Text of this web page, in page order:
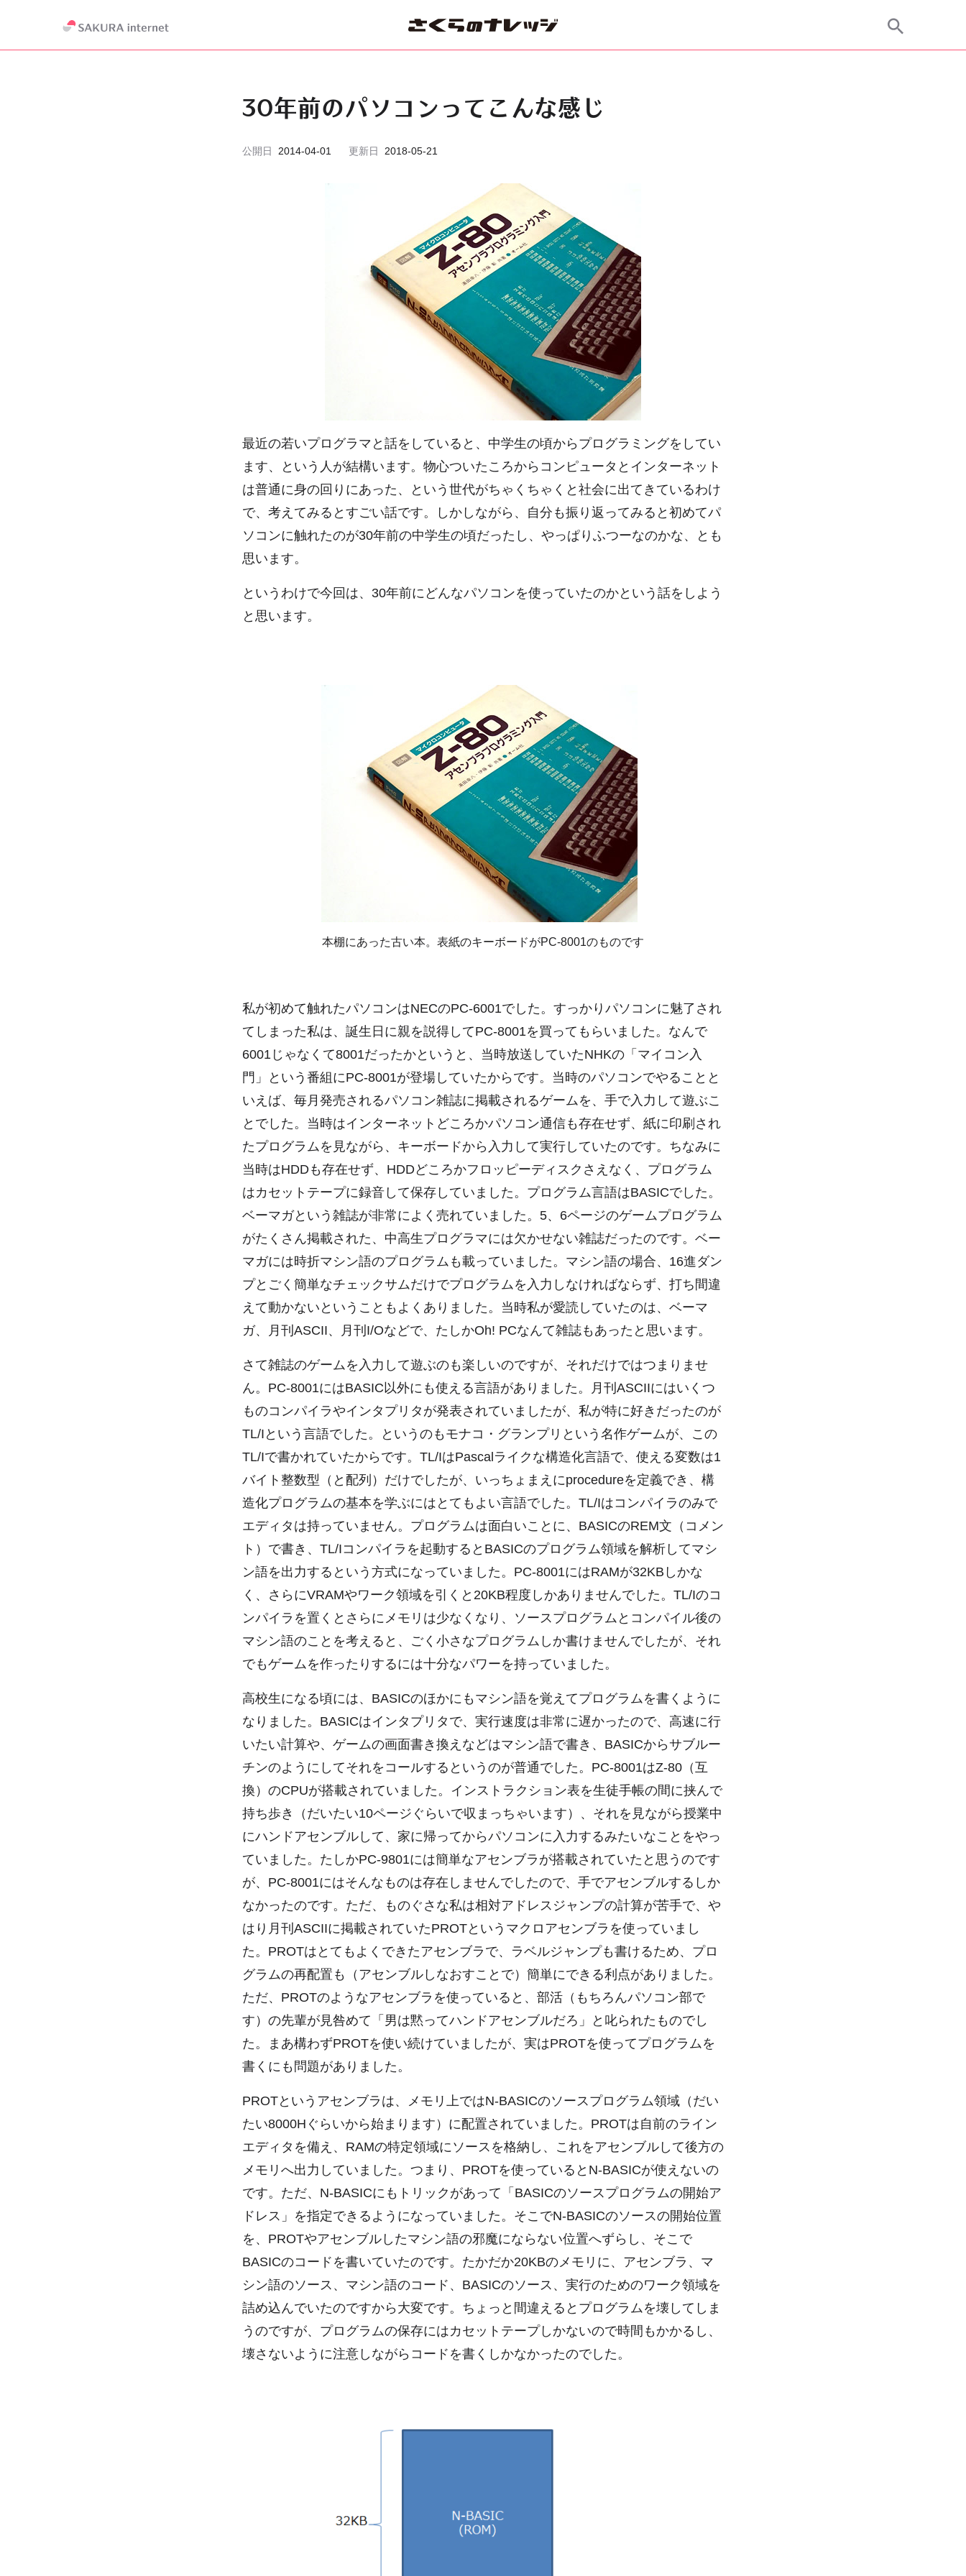
30年前のパソコンってこんな感じ
公開日 2014-04-01 更新日 2018-05-21
最近の若いプログラマと話をしていると、中学生の頃からプログラミングをしてい
ます、という人が結構います。物心ついたころからコンピュータとインターネット
は普通に身の回りにあった、という世代がちゃくちゃくと社会に出てきているわけ
で、考えてみるとすごい話です。しかしながら、自分も振り返ってみると初めてパ
ソコンに触れたのが30年前の中学生の頃だったし、やっぱりふつーなのかな、とも
思います。
というわけで今回は、30年前にどんなパソコンを使っていたのかという話をしよう
と思います。
本棚にあった古い本。表紙のキーボードがPC-8001のものです
私が初めて触れたパソコンはNECのPC-6001でした。すっかりパソコンに魅了され
てしまった私は、誕生日に親を説得してPC-8001を買ってもらいました。なんで
6001じゃなくて8001だったかというと、当時放送していたNHKの「マイコン入
門」という番組にPC-8001が登場していたからです。当時のパソコンでやることと
いえば、毎月発売されるパソコン雑誌に掲載されるゲームを、手で入力して遊ぶこ
とでした。当時はインターネットどころかパソコン通信も存在せず、紙に印刷され
たプログラムを見ながら、キーボードから入力して実行していたのです。ちなみに
当時はHDDも存在せず、HDDどころかフロッピーディスクさえなく、プログラム
はカセットテープに録音して保存していました。プログラム言語はBASICでした。
ベーマガという雑誌が非常によく売れていました。5、6ページのゲームプログラム
がたくさん掲載された、中高生プログラマには欠かせない雑誌だったのです。ベー
マガには時折マシン語のプログラムも載っていました。マシン語の場合、16進ダン
プとごく簡単なチェックサムだけでプログラムを入力しなければならず、打ち間違
えて動かないということもよくありました。当時私が愛読していたのは、ベーマ
ガ、月刊ASCII、月刊I/Oなどで、たしかOh! PCなんて雑誌もあったと思います。
さて雑誌のゲームを入力して遊ぶのも楽しいのですが、それだけではつまりませ
ん。PC-8001にはBASIC以外にも使える言語がありました。月刊ASCIIにはいくつ
ものコンパイラやインタプリタが発表されていましたが、私が特に好きだったのが
TL/Iという言語でした。というのもモナコ・グランプリという名作ゲームが、この
TL/Iで書かれていたからです。TL/IはPascalライクな構造化言語で、使える変数は1
バイト整数型（と配列）だけでしたが、いっちょまえにprocedureを定義でき、構
造化プログラムの基本を学ぶにはとてもよい言語でした。TL/Iはコンパイラのみで
エディタは持っていません。プログラムは面白いことに、BASICのREM文（コメン
ト）で書き、TL/Iコンパイラを起動するとBASICのプログラム領域を解析してマシ
ン語を出力するという方式になっていました。PC-8001にはRAMが32KBしかな
く、さらにVRAMやワーク領域を引くと20KB程度しかありませんでした。TL/Iのコ
ンパイラを置くとさらにメモリは少なくなり、ソースプログラムとコンパイル後の
マシン語のことを考えると、ごく小さなプログラムしか書けませんでしたが、それ
でもゲームを作ったりするには十分なパワーを持っていました。
高校生になる頃には、BASICのほかにもマシン語を覚えてプログラムを書くように
なりました。BASICはインタプリタで、実行速度は非常に遅かったので、高速に行
いたい計算や、ゲームの画面書き換えなどはマシン語で書き、BASICからサブルー
チンのようにしてそれをコールするというのが普通でした。PC-8001はZ-80（互
換）のCPUが搭載されていました。インストラクション表を生徒手帳の間に挟んで
持ち歩き（だいたい10ページぐらいで収まっちゃいます）、それを見ながら授業中
にハンドアセンブルして、家に帰ってからパソコンに入力するみたいなことをやっ
ていました。たしかPC-9801には簡単なアセンブラが搭載されていたと思うのです
が、PC-8001にはそんなものは存在しませんでしたので、手でアセンブルするしか
なかったのです。ただ、ものぐさな私は相対アドレスジャンプの計算が苦手で、や
はり月刊ASCIIに掲載されていたPROTというマクロアセンブラを使っていまし
た。PROTはとてもよくできたアセンブラで、ラベルジャンプも書けるため、プロ
グラムの再配置も（アセンブルしなおすことで）簡単にできる利点がありました。
ただ、PROTのようなアセンブラを使っていると、部活（もちろんパソコン部で
す）の先輩が見咎めて「男は黙ってハンドアセンブルだろ」と叱られたものでし
た。まあ構わずPROTを使い続けていましたが、実はPROTを使ってプログラムを
書くにも問題がありました。
PROTというアセンブラは、メモリ上ではN-BASICのソースプログラム領域（だい
たい8000Hぐらいから始まります）に配置されていました。PROTは自前のライン
エディタを備え、RAMの特定領域にソースを格納し、これをアセンブルして後方の
メモリへ出力していました。つまり、PROTを使っているとN-BASICが使えないの
です。ただ、N-BASICにもトリックがあって「BASICのソースプログラムの開始ア
ドレス」を指定できるようになっていました。そこでN-BASICのソースの開始位置
を、PROTやアセンブルしたマシン語の邪魔にならない位置へずらし、そこで
BASICのコードを書いていたのです。たかだか20KBのメモリに、アセンブラ、マ
シン語のソース、マシン語のコード、BASICのソース、実行のためのワーク領域を
詰め込んでいたのですから大変です。ちょっと間違えるとプログラムを壊してしま
うのですが、プログラムの保存にはカセットテープしかないので時間もかかるし、
壊さないように注意しながらコードを書くしかなかったのでした。